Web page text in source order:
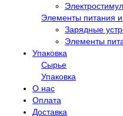
Элементы питания
Зарядные
Элементы
Упаковка
Сырье
Упаковка
О нас
Оплата
Доставка